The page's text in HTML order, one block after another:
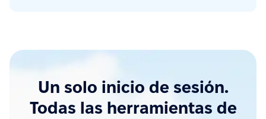
Un solo inicio de sesión.
Todas las herramientas de